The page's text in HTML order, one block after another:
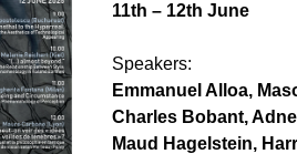
11th – 12th June
Speakers:
Emmanuel Alloa,
Charles Bobant,
Maud Hagelstein,